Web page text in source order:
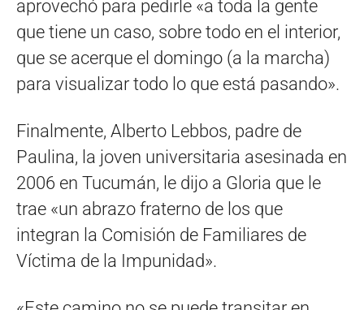
aprovechó para pedirle «a toda la gente
que tiene un caso, sobre todo en el interior,
que se acerque el domingo (a la marcha)
para visualizar todo lo que está pasando».
Finalmente, Alberto Lebbos, padre de
Paulina, la joven universitaria asesinada en
2006 en Tucumán, le dijo a Gloria que le
trae «un abrazo fraterno de los que
integran la Comisión de Familiares de
Víctima de la Impunidad».